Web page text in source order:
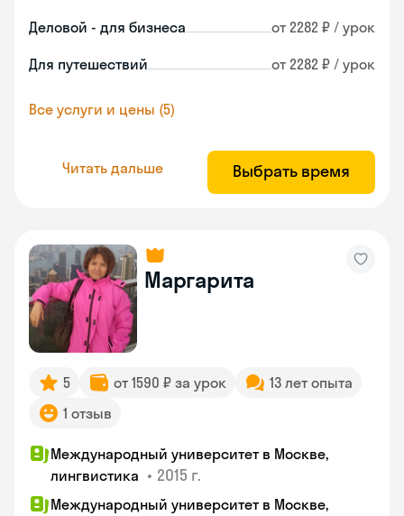
Деловой - для бизнеса от 2282 ₽ / урок
Для путешествий от 2282 ₽ / урок
Все услуги и цены (5)
Читать дальше Выбрать время
Маргарита
5 от 1590 ₽ за урок
13 лет опыта
1 отзыв
Международный университет в Москве,
лингвистика • 2015 г.
Международный университет в Москве,